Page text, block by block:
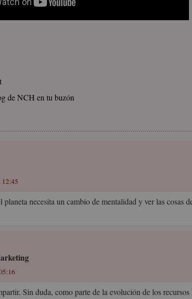
de NCH en tu buzón
12:45
planeta necesita un cambio de mentalidad y ver las cosas
Sin duda, como parte de la evolución de los recursos